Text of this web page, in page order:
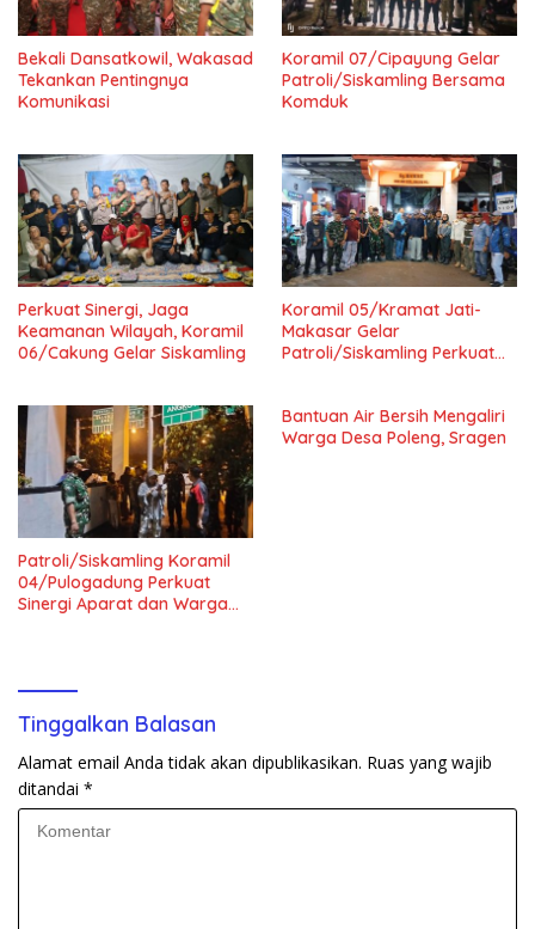
Bekali Dansatkowil, Wakasad
Tekankan Pentingnya
Komunikasi
Koramil 07/Cipayung Gelar
Patroli/Siskamling Bersama
Komduk
Perkuat Sinergi, Jaga
Keamanan Wilayah, Koramil
06/Cakung Gelar Siskamling
Koramil 05/Kramat Jati-
Makasar Gelar
Patroli/Siskamling Perkuat
Patroli/Siskamling Koramil
04/Pulogadung Perkuat
Sinergi Aparat dan Warga
Bantuan Air Bersih Mengaliri
Warga Desa Poleng, Sragen
Tinggalkan Balasan
Alamat email Anda tidak akan dipublikasikan. Ruas yang wajib
ditandai *